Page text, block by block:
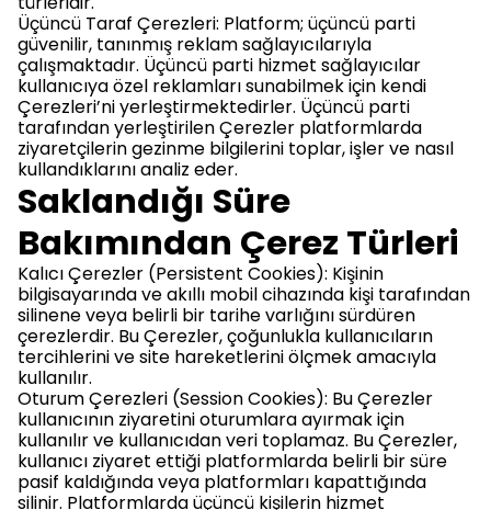
Üçüncü Taraf Çerezleri: Platform; üçüncü parti
güvenilir, tanınmış reklam sağlayıcılarıyla
çalışmaktadır. Üçüncü parti hizmet sağlayıcılar
kullanıcıya özel reklamları sunabilmek için kendi
Çerezleri’ni yerleştirmektedirler. Üçüncü parti
tarafından yerleştirilen Çerezler platformlarda
ziyaretçilerin gezinme bilgilerini toplar, işler ve nasıl
kullandıklarını analiz eder.
Saklandığı Süre
Bakımından Çerez Türleri
Kalıcı Çerezler (Persistent Cookies): Kişinin
bilgisayarında ve akıllı mobil cihazında kişi tarafından
silinene veya belirli bir tarihe varlığını sürdüren
çerezlerdir. Bu Çerezler, çoğunlukla kullanıcıların
tercihlerini ve site hareketlerini ölçmek amacıyla
kullanılır.
Oturum Çerezleri (Session Cookies): Bu Çerezler
kullanıcının ziyaretini oturumlara ayırmak için
kullanılır ve kullanıcıdan veri toplamaz. Bu Çerezler,
kullanıcı ziyaret ettiği platformlarda belirli bir süre
pasif kaldığında veya platformları kapattığında
silinir. Platformlarda üçüncü kişilerin hizmet